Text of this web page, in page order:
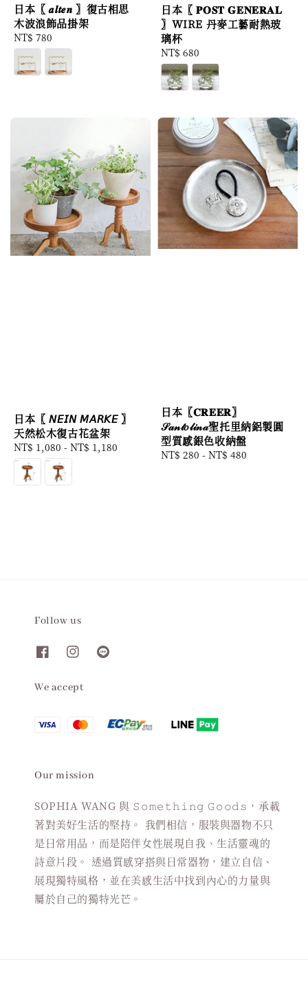
日本〖 𝒂𝒍𝒕𝒆𝒏 〗復古相思
木波浪飾品掛架
Regular
price
NT$ 780
日本〖 𝐏𝐎𝐒𝐓 𝐆𝐄𝐍𝐄𝐑𝐀𝐋
〗WIRE 丹麥工藝耐熱玻
璃杯
Regular
price
NT$ 680
日本〖 𝘕𝘌𝘐𝘕 𝘔𝘈𝘙𝘒𝘌 〗
天然松木復古花盆架
Regular
price
NT$ 1,080 - NT$ 1,180
日本〖𝐂𝐑𝐄𝐄𝐑〗
𝒮𝒶𝓃𝓉𝑜𝓁𝒾𝓃𝒶聖托里納鋁製圓
型質感銀色收納盤
Regular
NT$ 280 - NT$ 480
Follow us
We accept
Our mission
SOPHIA WANG 與 𝚂𝚘𝚖𝚎𝚝𝚑𝚒𝚗𝚐 𝙶𝚘𝚘𝚍𝚜，承載
著對美好生活的堅持。 我們相信，服裝與器物不只
是日常用品，而是陪伴女性展現自我、生活靈魂的
詩意片段。 透過質感穿搭與日常器物，建立自信、
展現獨特風格，並在美感生活中找到內心的力量與
屬於自己的獨特光芒。